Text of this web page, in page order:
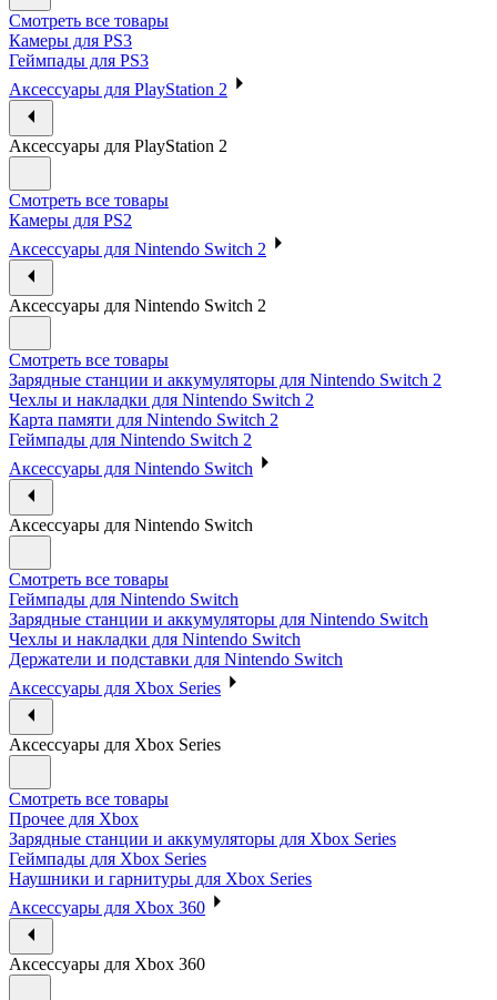
Смотреть все товары
Камеры для PS3
Геймпады для PS3
Аксессуары для PlayStation 2
Аксессуары для PlayStation 2
Смотреть все товары
Камеры для PS2
Аксессуары для Nintendo Switch 2
Аксессуары для Nintendo Switch 2
Смотреть все товары
Зарядные станции и аккумуляторы для Nintendo Switch 2
Чехлы и накладки для Nintendo Switch 2
Карта памяти для Nintendo Switch 2
Геймпады для Nintendo Switch 2
Аксессуары для Nintendo Switch
Аксессуары для Nintendo Switch
Смотреть все товары
Геймпады для Nintendo Switch
Зарядные станции и аккумуляторы для Nintendo Switch
Чехлы и накладки для Nintendo Switch
Держатели и подставки для Nintendo Switch
Аксессуары для Xbox Series
Аксессуары для Xbox Series
Смотреть все товары
Прочее для Xbox
Зарядные станции и аккумуляторы для Xbox Series
Геймпады для Xbox Series
Наушники и гарнитуры для Xbox Series
Аксессуары для Xbox 360
Аксессуары для Xbox 360